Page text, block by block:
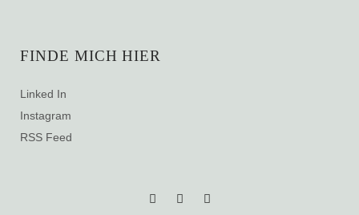
FINDE MICH HIER
Linked In
Instagram
RSS Feed